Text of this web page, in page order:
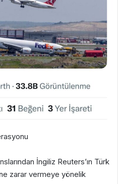
İngiliz Reuters’ın Türk
zarar vermeye yönelik